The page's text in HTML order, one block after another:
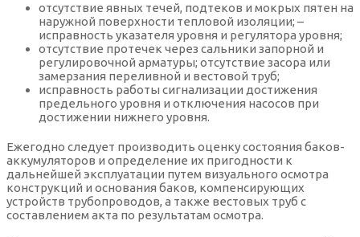
отсутствие явных течей, подтеков и мокрых пятен на
наружной поверхности тепловой изоляции; –
исправность указателя уровня и регулятора уровня;
отсутствие протечек через сальники запорной и
регулировочной арматуры; отсутствие засора или
замерзания переливной и вестовой труб;
исправность работы сигнализации достижения
предельного уровня и отключения насосов при
достижении нижнего уровня.
Ежегодно следует производить оценку состояния баков-
аккумуляторов и определение их пригодности к
дальнейшей эксплуатации путем визуального осмотра
конструкций и основания баков, компенсирующих
устройств трубопроводов, а также вестовых труб с
составлением акта по результатам осмотра.